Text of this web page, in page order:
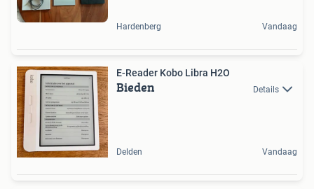
Hardenberg Vandaag
E-Reader Kobo Libra H2O
Bieden Details
Delden Vandaag